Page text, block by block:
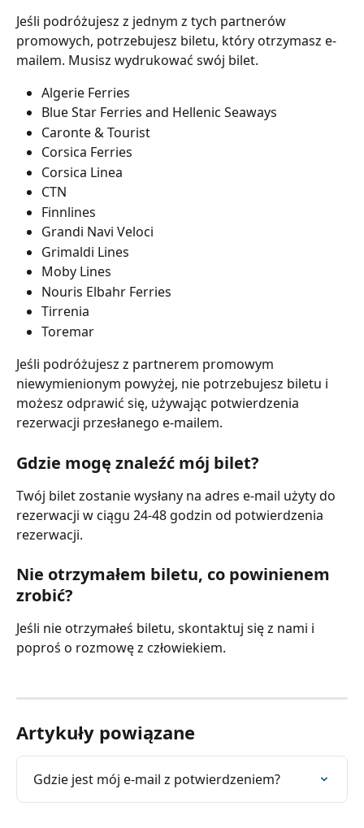
Jeśli podróżujesz z jednym z tych partnerów
promowych, potrzebujesz biletu, który otrzymasz e-
mailem. Musisz wydrukować swój bilet.
Algerie Ferries
Blue Star Ferries and Hellenic Seaways
Caronte & Tourist
Corsica Ferries
Corsica Linea
CTN
Finnlines
Grandi Navi Veloci
Grimaldi Lines
Moby Lines
Nouris Elbahr Ferries
Tirrenia
Toremar
Jeśli podróżujesz z partnerem promowym
niewymienionym powyżej, nie potrzebujesz biletu i
możesz odprawić się, używając potwierdzenia
rezerwacji przesłanego e-mailem.
Gdzie mogę znaleźć mój bilet?
Twój bilet zostanie wysłany na adres e-mail użyty do
rezerwacji w ciągu 24-48 godzin od potwierdzenia
rezerwacji.
Nie otrzymałem biletu, co powinienem
zrobić?
Jeśli nie otrzymałeś biletu, skontaktuj się z nami i
poproś o rozmowę z człowiekiem.
Artykuły powiązane
Gdzie jest mój e-mail z potwierdzeniem?